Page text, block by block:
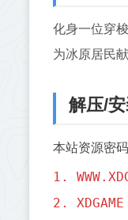
化身一位穿
为冰原居民
解压/
本站资源密
1.
2. XDGAME